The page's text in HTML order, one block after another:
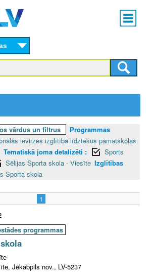
content
Main
menu
vārdus un filtrus
Programmas
ievirzes izglītība līdztekus pamatskolas
Tematiskā joma detalizēti :
Sports
Sēlijas Sporta skola - Viesīte Izglītības
Sporta skola
1
programmas
Jēkabpils nov., LV-5237